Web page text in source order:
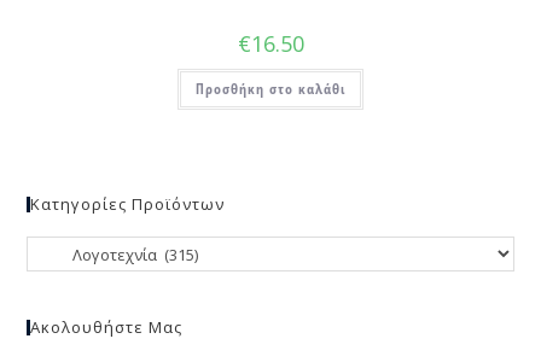
€16.50
Προσθήκη στο καλάθι
Κατηγορίες Προϊόντων
Ακολουθήστε Μας